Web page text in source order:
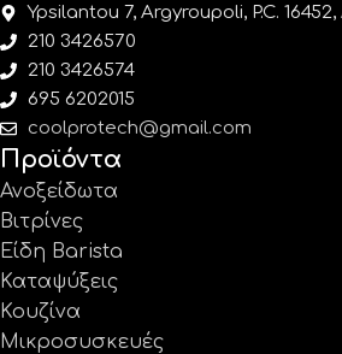
Ypsilantou 7, Argyroupoli, P.C.
210 3426570
210 3426574
695 6202015
coolprotech@gmail.com
Προϊόντα
Ανοξείδωτα
Βιτρίνες
Είδη Barista
Καταψύξεις
Κουζίνα
Μικροσυσκευές